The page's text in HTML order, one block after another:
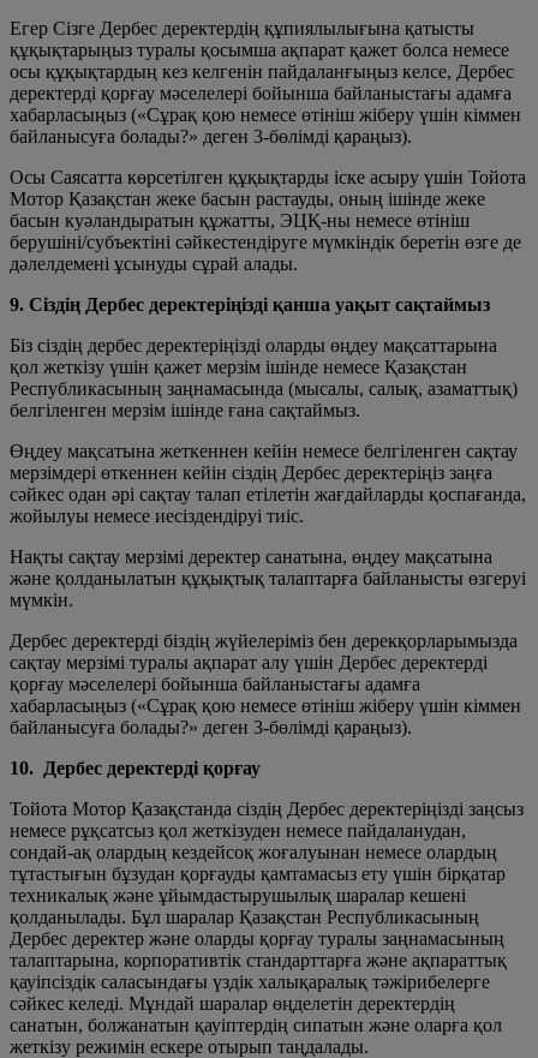
Егер Сізге Дербес деректердің құпиялылығына қатысты
құқықтарыңыз туралы қосымша ақпарат қажет болса немесе
осы құқықтардың кез келгенін пайдаланғыңыз келсе, Дербес
деректерді қорғау мәселелері бойынша байланыстағы адамға
хабарласыңыз («Сұрақ қою немесе өтініш жіберу үшін кіммен
байланысуға болады?» деген 3-бөлімді қараңыз).
Осы Саясатта көрсетілген құқықтарды іске асыру үшін Тойота
Мотор Қазақстан жеке басын растауды, оның ішінде жеке
басын куәландыратын құжатты, ЭЦҚ-ны немесе өтініш
берушіні/субъектіні сәйкестендіруге мүмкіндік беретін өзге де
дәлелдемені ұсынуды сұрай алады.
9. Сіздің Дербес деректеріңізді қанша уақыт сақтаймыз
Біз сіздің дербес деректеріңізді оларды өңдеу мақсаттарына
қол жеткізу үшін қажет мерзім ішінде немесе Қазақстан
Республикасының заңнамасында (мысалы, салық, азаматтық)
белгіленген мерзім ішінде ғана сақтаймыз.
Өңдеу мақсатына жеткеннен кейін немесе белгіленген сақтау
мерзімдері өткеннен кейін сіздің Дербес деректеріңіз заңға
сәйкес одан әрі сақтау талап етілетін жағдайларды қоспағанда,
жойылуы немесе иесіздендіруі тиіс.
Нақты сақтау мерзімі деректер санатына, өңдеу мақсатына
және қолданылатын құқықтық талаптарға байланысты өзгеруі
мүмкін.
Дербес деректерді біздің жүйелеріміз бен дерекқорларымызда
сақтау мерзімі туралы ақпарат алу үшін Дербес деректерді
қорғау мәселелері бойынша байланыстағы адамға
хабарласыңыз («Сұрақ қою немесе өтініш жіберу үшін кіммен
байланысуға болады?» деген 3-бөлімді қараңыз).
10. Дербес деректерді қорғау
Тойота Мотор Қазақстанда сіздің Дербес деректеріңізді заңсыз
немесе рұқсатсыз қол жеткізуден немесе пайдаланудан,
сондай-ақ олардың кездейсоқ жоғалуынан немесе олардың
тұтастығын бұзудан қорғауды қамтамасыз ету үшін бірқатар
техникалық және ұйымдастырушылық шаралар кешені
қолданылады. Бұл шаралар Қазақстан Республикасының
Дербес деректер және оларды қорғау туралы заңнамасының
талаптарына, корпоративтік стандарттарға және ақпараттық
қауіпсіздік саласындағы үздік халықаралық тәжірибелерге
сәйкес келеді. Мұндай шаралар өңделетін деректердің
санатын, болжанатын қауіптердің сипатын және оларға қол
жеткізу режимін ескере отырып таңдалады.